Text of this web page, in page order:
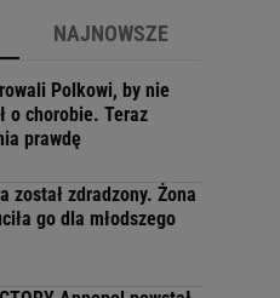
NAJNOWSZE
Polkowi, by nie
o chorobie. Teraz
prawdę
został zdradzony. Żona
go dla młodszego